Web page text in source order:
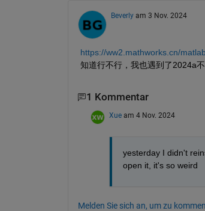
Beverly am 3 Nov. 2024
https://ww2.mathworks.cn/
知道行不行，我也遇到了2024a
1 Kommentar
Xue am 4 Nov. 2024
yesterday I didn't
open it, it's so weird
Melden Sie sich an, um zu